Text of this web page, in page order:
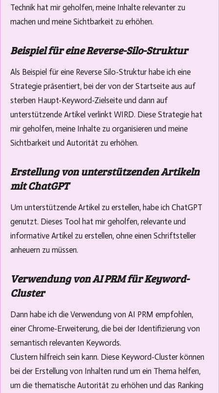
Technik hat mir geholfen, meine Inhalte relevanter zu
machen und meine Sichtbarkeit zu erhöhen.
Beispiel für eine Reverse-Silo-Struktur
Als Beispiel für eine Reverse Silo-Struktur habe ich eine
Strategie präsentiert, bei der von der Startseite aus auf
sterben Haupt-Keyword-Zielseite und dann auf
unterstützende Artikel verlinkt WIRD. Diese Strategie hat
mir geholfen, meine Inhalte zu organisieren und meine
Sichtbarkeit und Autorität zu erhöhen.
Erstellung von unterstützenden Artikeln
mit ChatGPT
Um unterstützende Artikel zu erstellen, habe ich ChatGPT
genutzt. Dieses Tool hat mir geholfen, relevante und
informative Artikel zu erstellen, ohne einen Schriftsteller
anheuern zu müssen.
Verwendung von AI PRM für Keyword-
Cluster
Dann habe ich die Verwendung von AI PRM empfohlen,
einer Chrome-Erweiterung, die bei der Identifizierung von
semantisch relevanten Keywords.
Clustern hilfreich sein kann. Diese Keyword-Cluster können
bei der Erstellung von Inhalten rund um ein Thema helfen,
um die thematische Autorität zu erhöhen und das Ranking